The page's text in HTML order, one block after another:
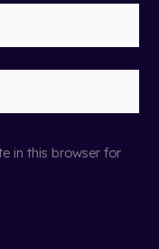
in this browser for